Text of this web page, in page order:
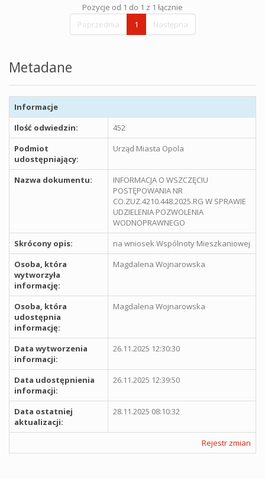
Pozycje od 1 do 1 z 1 łącznie
Poprzednia
1 Następna
Metadane
Informacje
Ilość odwiedzin:
452
Podmiot
udostępniający:
Urząd Miasta Opola
Nazwa dokumentu:
INFORMACJA O WSZCZĘCIU
POSTĘPOWANIA NR
CO.ZUZ.4210.448.2025.RG W SPRAWIE
UDZIELENIA POZWOLENIA
WODNOPRAWNEGO
Skrócony opis:
na wniosek Wspólnoty Mieszkaniowej
Osoba, która
wytworzyła
informację:
Magdalena Wojnarowska
Osoba, która
udostępnia
informację:
Magdalena Wojnarowska
Data wytworzenia
informacji:
26.11.2025 12:30:30
Data udostępnienia
informacji:
26.11.2025 12:39:50
Data ostatniej
aktualizacji:
28.11.2025 08:10:32
Rejestr zmian